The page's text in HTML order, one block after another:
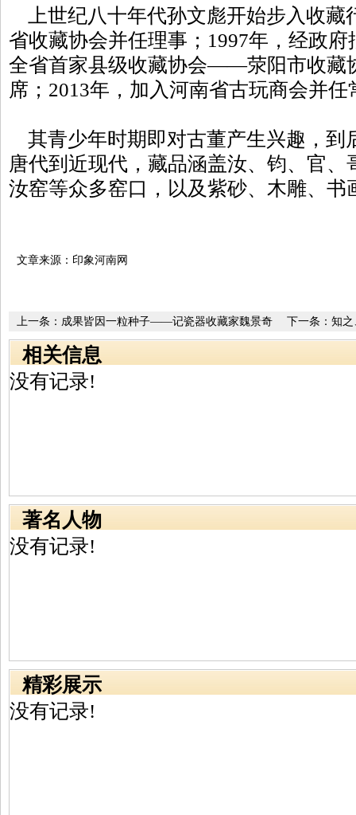
上世纪八十年代孙文彪开始步入收藏
省收藏协会并任理事；1997年，经政
全省首家县级收藏协会——荥阳市收藏
席；2013年，加入河南省古玩商会并任
其青少年时期即对古董产生兴趣，到
唐代到近现代，藏品涵盖汝、钧、官
汝窑等众多窑口，以及紫砂、木雕、书
文章来源：印象河南网
下一条： 知
上一条： 成果皆因一粒种子——记瓷器收藏家魏景奇
相关信息
没有记录!
著名人物
没有记录!
精彩展示
没有记录!